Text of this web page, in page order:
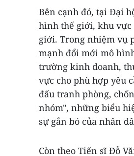
Bên cạnh đó, tại Đại
hình thế giới, khu
giới. Trong nhiệm vụ
mạnh đổi mới mô
trường kinh doanh,
vực cho phù hợp yêu
đấu tranh phòng,
nhóm", những biểu
sự gắn bó của nhân
Còn theo Tiến sĩ Đỗ